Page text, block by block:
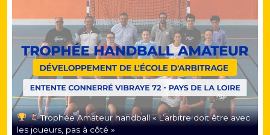
Trophée Amateur handball « L’arbitre doit être avec
les joueurs, pas à côté »